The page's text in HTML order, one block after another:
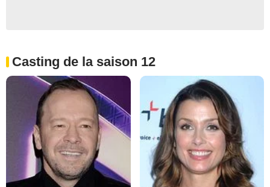
Casting de la saison 12